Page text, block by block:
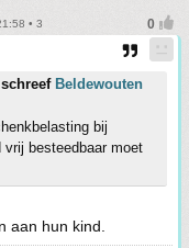
• 3
schreef Beldewouten
bij
besteedbaar moet
aan hun kind.